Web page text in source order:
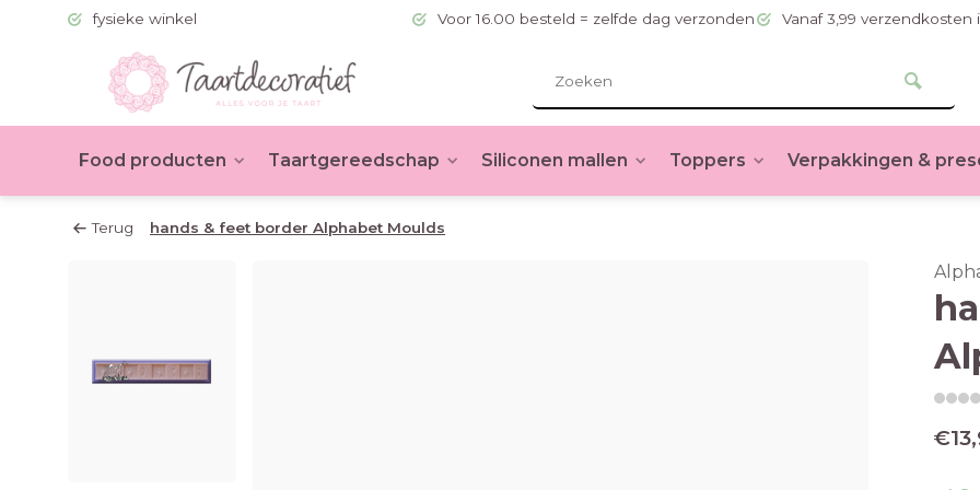
fysieke winkel Voor 16.00 besteld = zelfde dag verzonden Vanaf 3,99 verzendkosten
Food producten Taartgereedschap Siliconen mallen Toppers Verpakkingen &
Terug hands & feet border Alphabet Moulds